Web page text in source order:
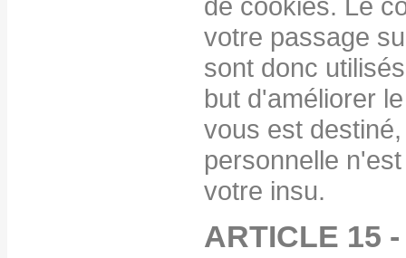
votre passage
sont donc
but d'améliorer
vous est
personnelle
votre insu.
ARTICLE 15